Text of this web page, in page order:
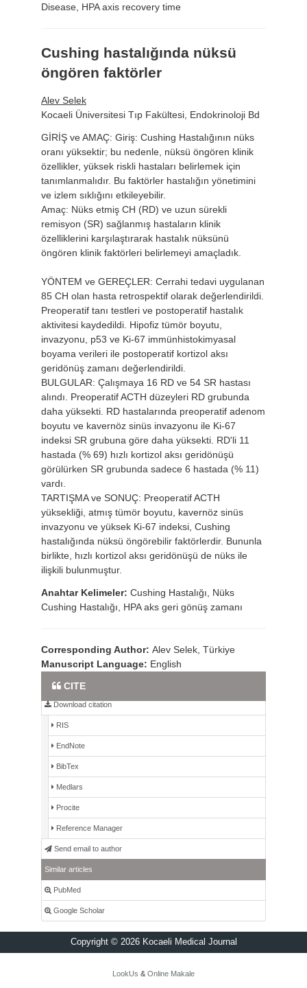
Disease, HPA axis recovery time
Cushing hastalığında nüksü
öngören faktörler
Alev Selek
Kocaeli Üniversitesi Tıp Fakültesi, Endokrinoloji Bd
GİRİŞ ve AMAÇ: Giriş: Cushing Hastalığının nüks
oranı yüksektir; bu nedenle, nüksü öngören klinik
özellikler, yüksek riskli hastaları belirlemek için
tanımlanmalıdır. Bu faktörler hastalığın yönetimini
ve izlem sıklığını etkileyebilir.
Amaç: Nüks etmiş CH (RD) ve uzun sürekli
remisyon (SR) sağlanmış hastaların klinik
özelliklerini karşılaştırarak hastalık nüksünü
öngören klinik faktörleri belirlemeyi amaçladık.
YÖNTEM ve GEREÇLER: Cerrahi tedavi uygulanan
85 CH olan hasta retrospektif olarak değerlendirildi.
Preoperatif tanı testleri ve postoperatif hastalık
aktivitesi kaydedildi. Hipofiz tümör boyutu,
invazyonu, p53 ve Ki-67 immünhistokimyasal
boyama verileri ile postoperatif kortizol aksı
geridönüş zamanı değerlendirildi.
BULGULAR: Çalışmaya 16 RD ve 54 SR hastası
alındı. Preoperatif ACTH düzeyleri RD grubunda
daha yüksekti. RD hastalarında preoperatif adenom
boyutu ve kavernöz sinüs invazyonu ile Ki-67
indeksi SR grubuna göre daha yüksekti. RD'li 11
hastada (% 69) hızlı kortizol aksı geridönüşü
görülürken SR grubunda sadece 6 hastada (% 11)
vardı.
TARTIŞMA ve SONUÇ: Preoperatif ACTH
yüksekliği, atmış tümör boyutu, kavernöz sinüs
invazyonu ve yüksek Ki-67 indeksi, Cushing
hastalığında nüksü öngörebilir faktörlerdir. Bununla
birlikte, hızlı kortizol aksı geridönüşü de nüks ile
ilişkili bulunmuştur.
Anahtar Kelimeler: Cushing Hastalığı, Nüks
Cushing Hastalığı, HPA aks geri gönüş zamanı
Corresponding Author: Alev Selek, Türkiye
Manuscript Language: English
CITE
Full Text PDF
Download citation
RIS
EndNote
BibTex
Medlars
Procite
Reference Manager
Send email to author
Similar articles
PubMed
Google Scholar
Copyright © 2026 Kocaeli Medical Journal
LookUs & Online Makale